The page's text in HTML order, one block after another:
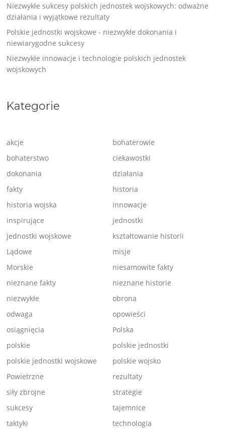
Niezwykłe sukcesy polskich jednostek wojskowych: odważne
działania i wyjątkowe rezultaty
Polskie jednostki wojskowe - niezwykłe dokonania i
niewiarygodne sukcesy
Niezwykłe innowacje i technologie polskich jednostek
wojskowych
Kategorie
akcje
bohaterowie
bohaterstwo
ciekawostki
dokonania
działania
fakty
historia
historia wojska
innowacje
inspirujące
jednostki
jednostki wojskowe
kształtowanie historii
Lądowe
misje
Morskie
niesamowite fakty
nieznane fakty
nieznane historie
niezwykłe
obrona
odwaga
opowieści
osiągnięcia
Polska
polskie
polskie jednostki
polskie jednostki wojskowe
polskie wojsko
Powietrzne
rezultaty
siły zbrojne
strategie
sukcesy
tajemnice
taktyki
technologia